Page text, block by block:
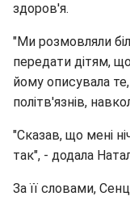
здоров'я.
"Ми розмовляли
передати дітям,
йому описувала
політв'язнів,
"Сказав, що мені
так", - додала
За її словами,